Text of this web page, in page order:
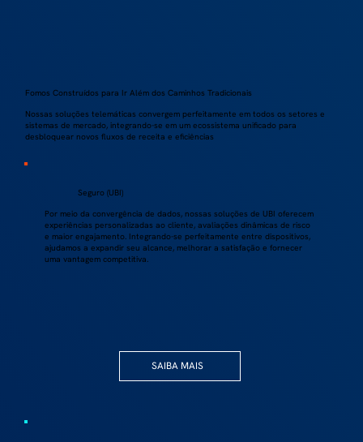
Fomos Construídos para Ir Além dos Caminhos Tradicionais
Nossas soluções telemáticas convergem perfeitamente em todos os setores e
sistemas de mercado, integrando-se em um ecossistema unificado para
desbloquear novos fluxos de receita e eficiências
Seguro (UBI)
Por meio da convergência de dados, nossas soluções de UBI oferecem
experiências personalizadas ao cliente, avaliações dinâmicas de risco
e maior engajamento. Integrando-se perfeitamente entre dispositivos,
ajudamos a expandir seu alcance, melhorar a satisfação e fornecer
uma vantagem competitiva.
SAIBA MAIS